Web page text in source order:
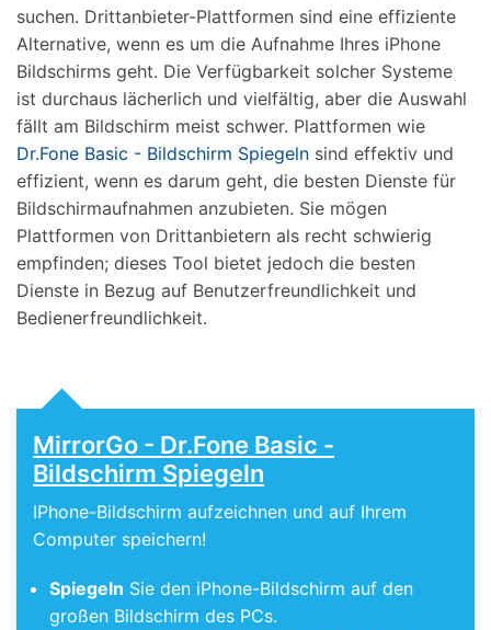
suchen. Drittanbieter-Plattformen sind eine effiziente
Alternative, wenn es um die Aufnahme Ihres iPhone
Bildschirms geht. Die Verfügbarkeit solcher Systeme
ist durchaus lächerlich und vielfältig, aber die Auswahl
fällt am Bildschirm meist schwer. Plattformen wie
Dr.Fone Basic - Bildschirm Spiegeln sind effektiv und
effizient, wenn es darum geht, die besten Dienste für
Bildschirmaufnahmen anzubieten. Sie mögen
Plattformen von Drittanbietern als recht schwierig
empfinden; dieses Tool bietet jedoch die besten
Dienste in Bezug auf Benutzerfreundlichkeit und
Bedienerfreundlichkeit.
MirrorGo - Dr.Fone Basic -
Bildschirm Spiegeln
IPhone-Bildschirm aufzeichnen und auf Ihrem
Computer speichern!
Spiegeln Sie den iPhone-Bildschirm auf den
großen Bildschirm des PCs.